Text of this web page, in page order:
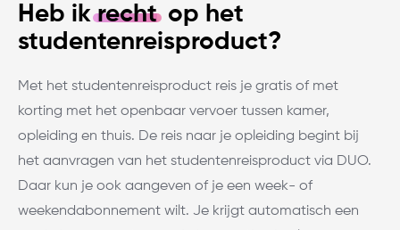
Heb ikrecht op het
studentenreisproduct?
Met het studentenreisproduct reis je gratis of met
korting met het openbaar vervoer tussen kamer,
opleiding en thuis. De reis naar je opleiding begint bij
het aanvragen van het studentenreisproduct via DUO.
Daar kun je ook aangeven of je een week- of
weekendabonnement wilt. Je krijgt automatisch een